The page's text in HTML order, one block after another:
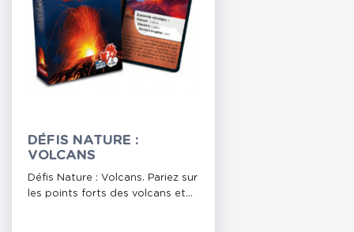
DÉFIS NATURE :
VOLCANS
Défis Nature : Volcans. Pariez sur
les points forts des volcans et...